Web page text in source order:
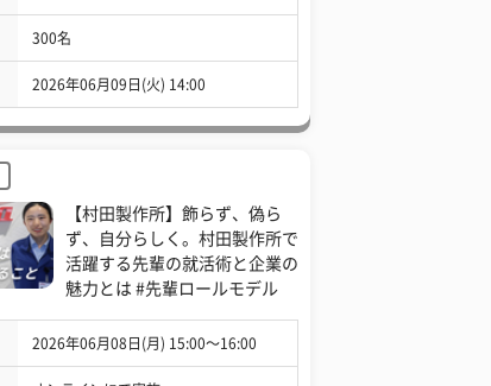
300名
2026年06月09日(火) 14:00
【村田製作所】飾らず、偽ら
ず、自分らしく。村田製作所で
活躍する先輩の就活術と企業の
魅力とは #先輩ロールモデル
2026年06月08日(月) 15:00〜16:00